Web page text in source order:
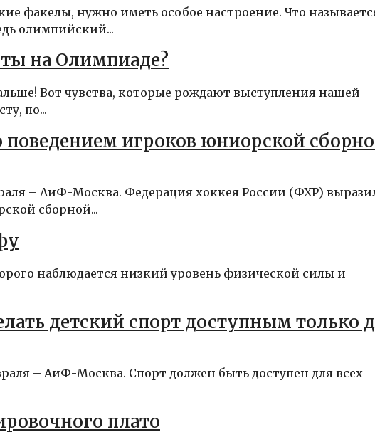
факелы, нужно иметь особое настроение. Что
олимпийский...
на Олимпиаде?
Вот чувства, которые рождают выступления нашей
по...
игроков юниорской
– АиФ-Москва. Федерация хоккея России (ФХР)
сборной...
наблюдается низкий уровень физической силы и
детский спорт доступным только
– АиФ-Москва. Спорт должен быть доступен для всех
плато